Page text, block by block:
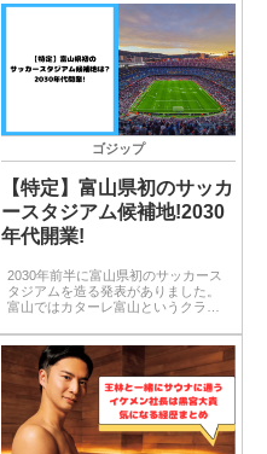
ゴジップ
【特定】富山県初のサッカ
ースタジアム候補地!2030
年代開業!
2030年前半に富山県初のサッカース
タジアムを造る発表がありました。
富山ではカターレ富山というクラブ
格が決まっています。この記事では
サッカースタジアムの建設予定場所
について紹介していきます。この記
事でわかる...